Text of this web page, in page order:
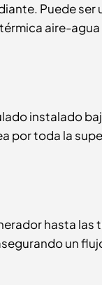
Puede ser
aire-
instalado
por toda la
hasta las
un